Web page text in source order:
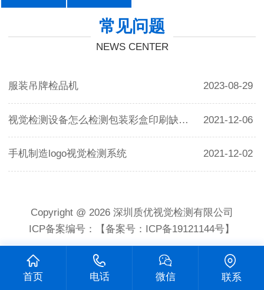
常见问题
NEWS CENTER
服装吊牌检品机 2023-08-29
视觉检测设备怎么检测包装彩盒印刷缺陷？ 2021-12-06
手机制造logo视觉检测系统 2021-12-02
Copyright @ 2026 深圳质优视觉检测有限公司
ICP备案编号：【备案号：ICP备19121144号】
首页 电话 微信 联系